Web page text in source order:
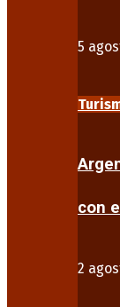
5
con
2